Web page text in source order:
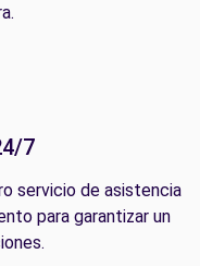
7
servicio de asistencia
para garantizar un